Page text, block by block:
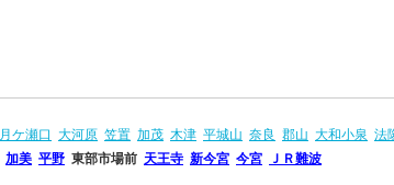
月ケ瀬口 大河原 笠置 加茂 木津 平城山 奈良 郡山 大和小泉 法
加美 平野 東部市場前 天王寺 新今宮 今宮 ＪＲ難波